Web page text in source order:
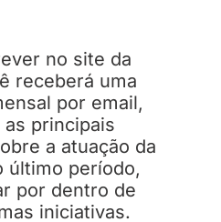
no site da
receberá uma
por email,
principais
a atuação da
último período,
por dentro de
iniciativas.